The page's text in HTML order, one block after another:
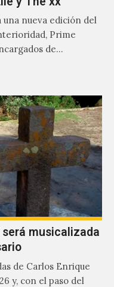
una nueva edición del
Prime
de
será musicalizada
de Carlos Enrique
y, con el paso del